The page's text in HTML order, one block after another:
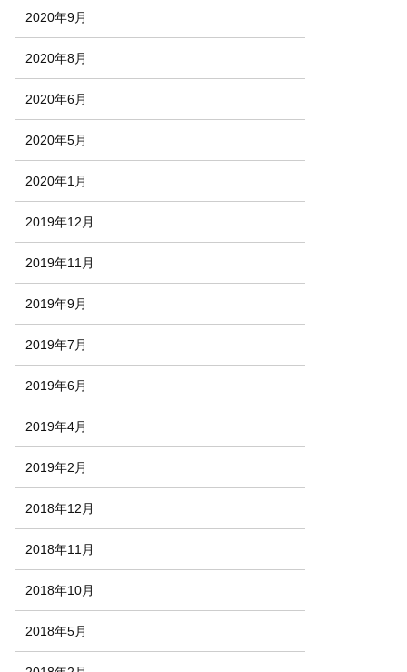
2020年9月
2020年8月
2020年6月
2020年5月
2020年1月
2019年12月
2019年11月
2019年9月
2019年7月
2019年6月
2019年4月
2019年2月
2018年12月
2018年11月
2018年10月
2018年5月